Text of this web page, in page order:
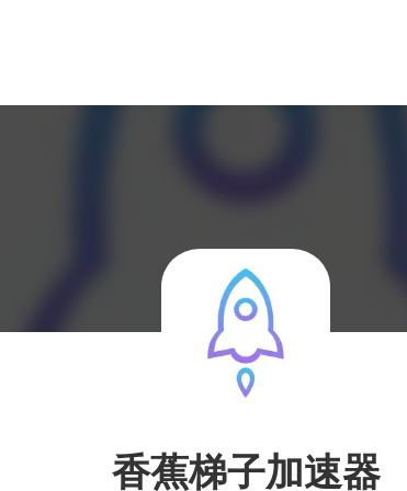
香蕉梯子加速器